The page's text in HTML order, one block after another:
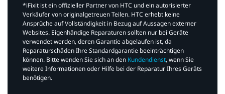
*iFixit ist ein offizieller Partner von HTC und ein autorisierter
Verkäufer von originalgetreuen Teilen. HTC erhebt keine
Ansprüche auf Vollständigkeit in Bezug auf Aussagen externer
Websites. Eigenhändige Reparaturen sollten nur bei Geräte
verwendet werden, deren Garantie abgelaufen ist, da
Reparaturschäden Ihre Standardgarantie beeinträchtigen
können. Bitte wenden Sie sich an den Kundendienst, wenn Sie
weitere Informationen oder Hilfe bei der Reparatur Ihres Geräts
benötigen.​